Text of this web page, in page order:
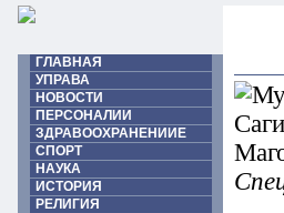
ГЛАВНАЯ
УПРАВА
НОВОСТИ
ПЕРСОНАЛИИ
ЗДРАВООХРАНЕНИИЕ
СПОРТ
НАУКА
ИСТОРИЯ
РЕЛИГИЯ